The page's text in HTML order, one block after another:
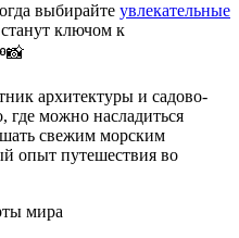
выбирайте увлекательные
ключом к
архитектуры и садово-
где можно насладиться
свежим морским
опыт путешествия во
мира